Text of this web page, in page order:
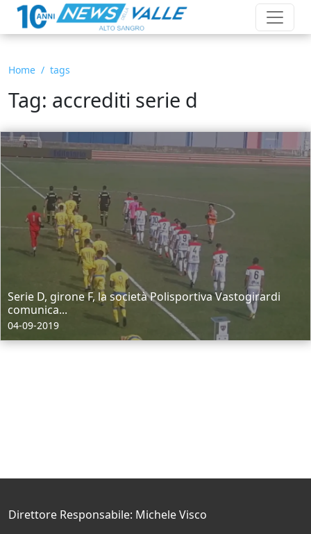
Home tags
Tag: accrediti serie d
Serie D, girone F, la società Polisportiva Vastogirardi
comunica...
04-09-2019
Direttore Responsabile: Michele Visco